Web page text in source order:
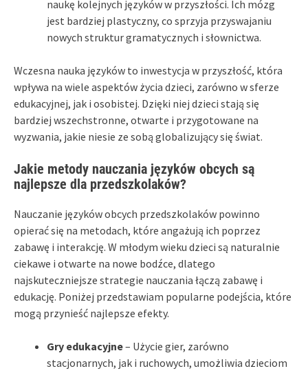
naukę kolejnych języków w przyszłości. Ich mózg
jest bardziej plastyczny, co sprzyja przyswajaniu
nowych struktur gramatycznych i słownictwa.
Wczesna nauka języków to inwestycja w przyszłość, która
wpływa na wiele aspektów życia dzieci, zarówno w sferze
edukacyjnej, jak i osobistej. Dzięki niej dzieci stają się
bardziej wszechstronne, otwarte i przygotowane na
wyzwania, jakie niesie ze sobą globalizujący się świat.
Jakie metody nauczania języków obcych są
najlepsze dla przedszkolaków?
Nauczanie języków obcych przedszkolaków powinno
opierać się na metodach, które angażują ich poprzez
zabawę i interakcję. W młodym wieku dzieci są naturalnie
ciekawe i otwarte na nowe bodźce, dlatego
najskuteczniejsze strategie nauczania łączą zabawę i
edukację. Poniżej przedstawiam popularne podejścia, które
mogą przynieść najlepsze efekty.
Gry edukacyjne– Użycie gier, zarówno
stacjonarnych, jak i ruchowych, umożliwia dzieciom